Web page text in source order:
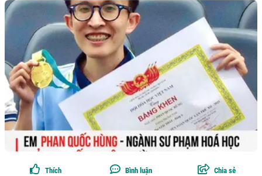
Thích Bình luận Chia sẻ